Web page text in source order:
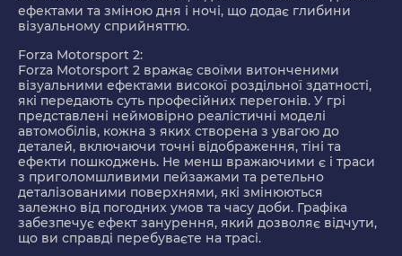
ефектами та зміною дня і ночі, що додає глибини
візуальному сприйняттю.
Forza Motorsport 2:
Forza Motorsport 2 вражає своїми витонченими
візуальними ефектами високої роздільної здатності,
які передають суть професійних перегонів. У грі
представлені неймовірно реалістичні моделі
автомобілів, кожна з яких створена з увагою до
деталей, включаючи точні відображення, тіні та
ефекти пошкоджень. Не менш вражаючими є і траси
з приголомшливими пейзажами та ретельно
деталізованими поверхнями, які змінюються
залежно від погодних умов та часу доби. Графіка
забезпечує ефект занурення, який дозволяє відчути,
що ви справді перебуваєте на трасі.